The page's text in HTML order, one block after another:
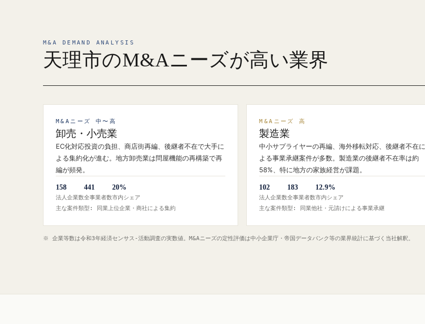
M&A DEMAND ANALYSIS
天理市のM&Aニーズが高い業界
M&Aニーズ 中〜高
卸売・小売業
EC化対応投資の負担、商店街再編、後継者不在で大手に
よる集約化が進む。地方卸売業は問屋機能の再構築で再
編が頻発。
158
法人企業数
441
全事業者数
20%
市内シェア
主な案件類型: 同業上位企業・商社による集約
M&Aニーズ 高
製造業
中小サプライヤーの再編、海外移転対応、後継者不在に
よる事業承継案件が多数。製造業の後継者不在率は約
58%、特に地方の家族経営が課題。
102
法人企業数
183
全事業者数
12.9%
市内シェア
主な案件類型: 同業他社・元請けによる事業承継
※ 企業等数は令和3年経済センサス‐活動調査の実数値。M&Aニーズの定性評価は中小企業庁・帝国データバンク等の業界統計に基づく当社解釈。